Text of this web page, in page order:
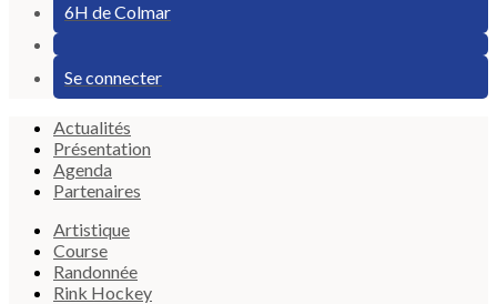
6H de Colmar
Se connecter
Actualités
Présentation
Agenda
Partenaires
Artistique
Course
Randonnée
Rink Hockey